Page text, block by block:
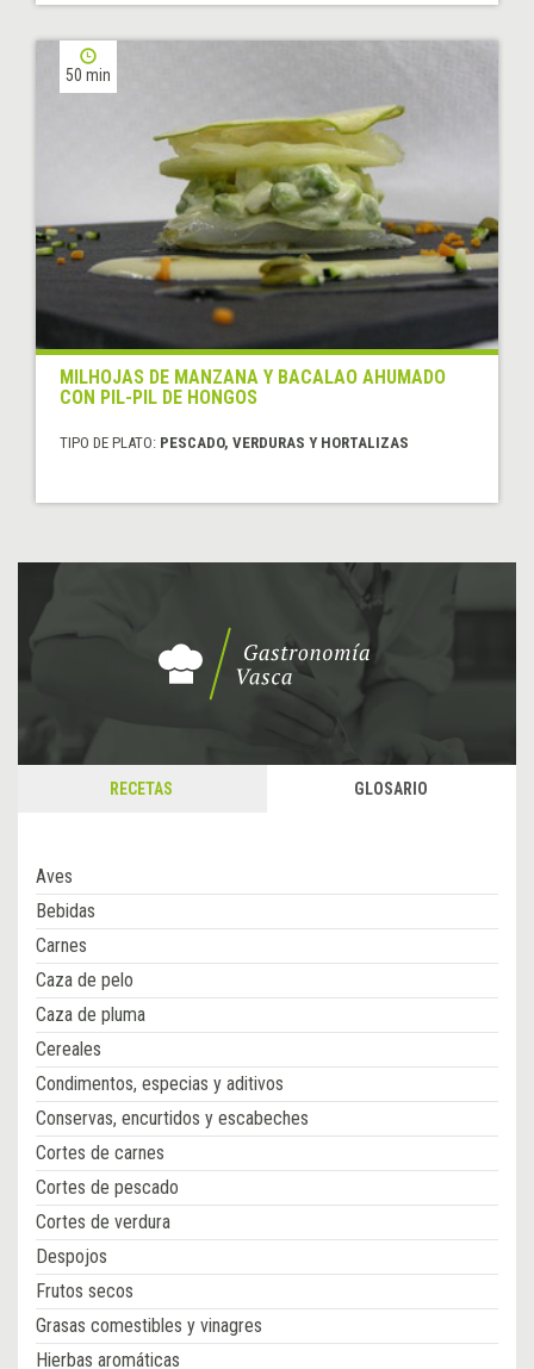
50 min
MILHOJAS DE MANZANA Y BACALAO AHUMADO
CON PIL-PIL DE HONGOS
TIPO DE PLATO: PESCADO, VERDURAS Y HORTALIZAS
RECETAS GLOSARIO
Aves
Bebidas
Carnes
Caza de pelo
Caza de pluma
Cereales
Condimentos, especias y aditivos
Conservas, encurtidos y escabeches
Cortes de carnes
Cortes de pescado
Cortes de verdura
Despojos
Frutos secos
Grasas comestibles y vinagres
Hierbas aromáticas